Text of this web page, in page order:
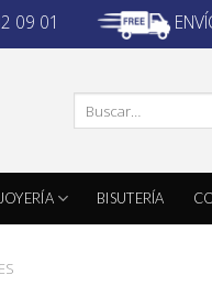
09 01
por:
JOYERÍA BISUTERÍA